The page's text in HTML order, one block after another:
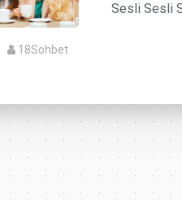
18Sohbet
Sesli Sesli